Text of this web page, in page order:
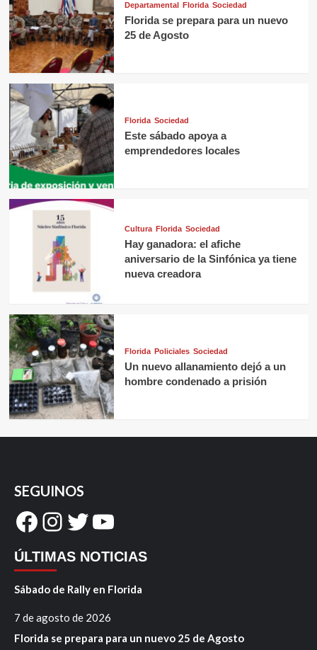
Departamental Florida Sociedad
Florida se prepara para un nuevo
25 de Agosto
Florida Sociedad
Este sábado apoya a
emprendedores locales
Cultura Florida Sociedad
Hay ganadora: el afiche
aniversario de la Sinfónica ya tiene
nueva creadora
Florida Policiales Sociedad
Un nuevo allanamiento dejó a un
hombre condenado a prisión
SEGUINOS
Facebook
Instagram
Twitter
YouTube
ÚLTIMAS NOTICIAS
Sábado de Rally en Florida
7 de agosto de 2026
Florida se prepara para un nuevo 25 de Agosto